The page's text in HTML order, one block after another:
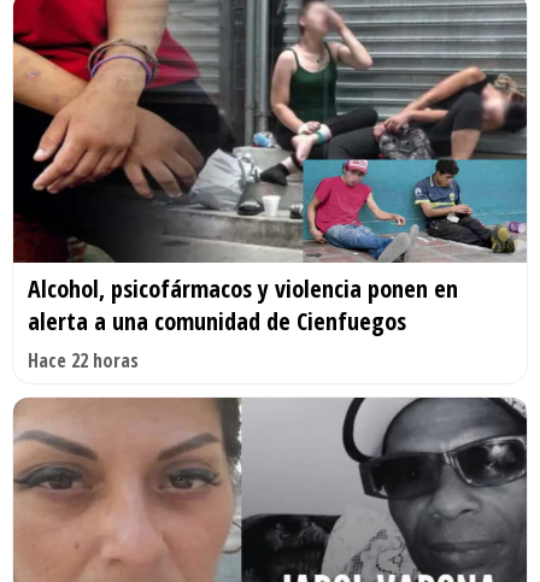
Alcohol, psicofármacos y violencia ponen en
alerta a una comunidad de Cienfuegos
Hace 22 horas